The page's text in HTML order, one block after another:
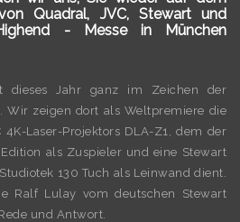
Quadral, JVC, Stewart und
- Messe in München
dieses Jahr ganz im Zeichen der
Wir zeigen dort als Weltpremiere die
4K-Laser-Projektors DLA-Z1, dem der
als Zuspieler und eine Stewart
130 Tuch als Leinwand dient.
Ralf Lulay vom deutschen Stewart
und Antwort.